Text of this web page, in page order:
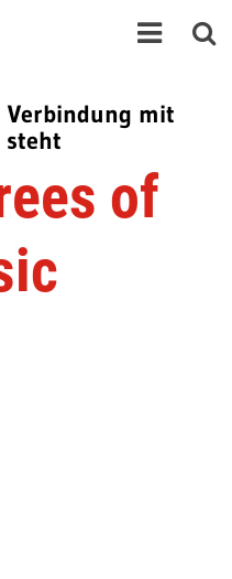
Verbindung mit
steht
of